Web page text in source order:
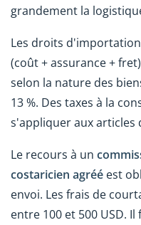
grandement la
Les droits
(coût + assurance +
selon la nature des
13 %. Des taxes à la
s'appliquer aux articles
Le recours à un
costaricien agréé est
envoi. Les frais de
entre 100 et 500 USD.